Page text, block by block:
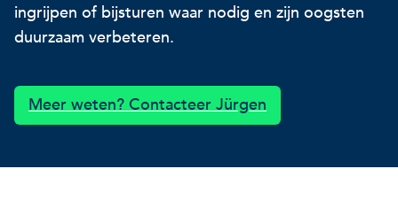
Impact voor jouw
op drie domeinen
Onderzoeksfocus
impactdomeinen
ingrijpen of bijsturen waar nodig en zijn oogsten
duurzaam verbeteren.
Meer weten? Contacteer Jürgen